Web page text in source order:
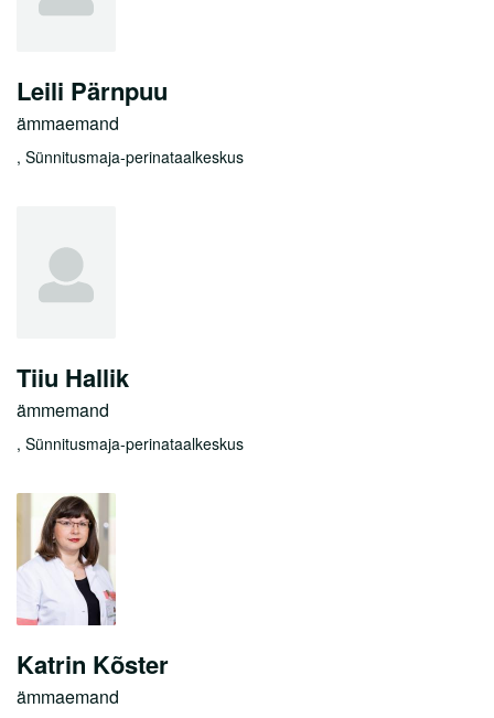
Leili Pärnpuu
ämmaemand
, Sünnitusmaja-perinataalkeskus
Tiiu Hallik
ämmemand
, Sünnitusmaja-perinataalkeskus
Katrin Kõster
ämmaemand